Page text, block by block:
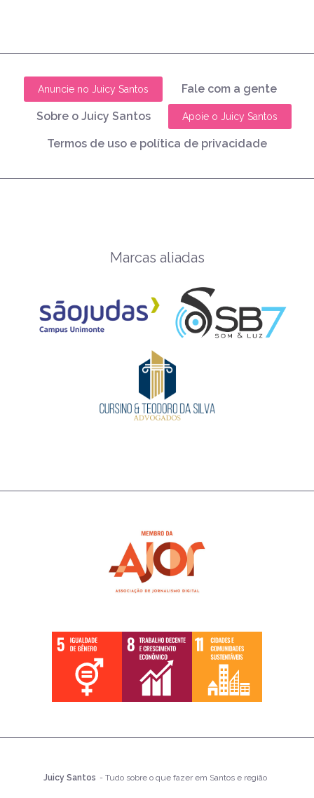
Anuncie no Juicy Santos Fale com a gente
Sobre o Juicy Santos Apoie o Juicy Santos
Termos de uso e política de privacidade
Marcas aliadas
Juicy Santos - Tudo sobre o que fazer em Santos e região